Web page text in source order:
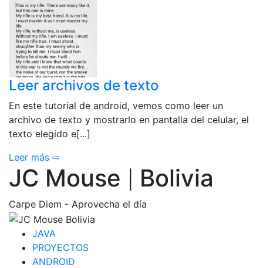
Leer archivos de texto
En este tutorial de android, vemos como leer un
archivo de texto y mostrarlo en pantalla del celular, el
texto elegido e[...]
Leer más ⇨
JC Mouse Bolivia
Carpe Diem - Aprovecha el día
JAVA
PROYECTOS
ANDROID